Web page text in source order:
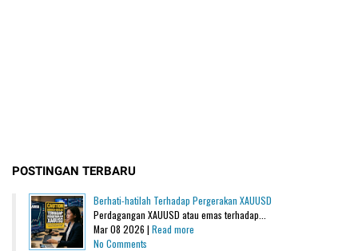
POSTINGAN TERBARU
Berhati-hatilah Terhadap Pergerakan XAUUSD
Perdagangan XAUUSD atau emas terhadap...
Mar 08 2026 | Read more
No Comments